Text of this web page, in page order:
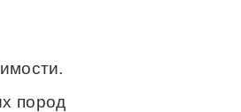
пород